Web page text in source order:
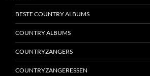
BESTE COUNTRY ALBUMS
COUNTRY ALBUMS
COUNTRYZANGERS
COUNTRYZANGERESSEN